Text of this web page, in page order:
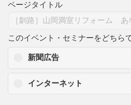
ページタイトル
このイベント・セミナーをどちら
新聞広告
インターネット